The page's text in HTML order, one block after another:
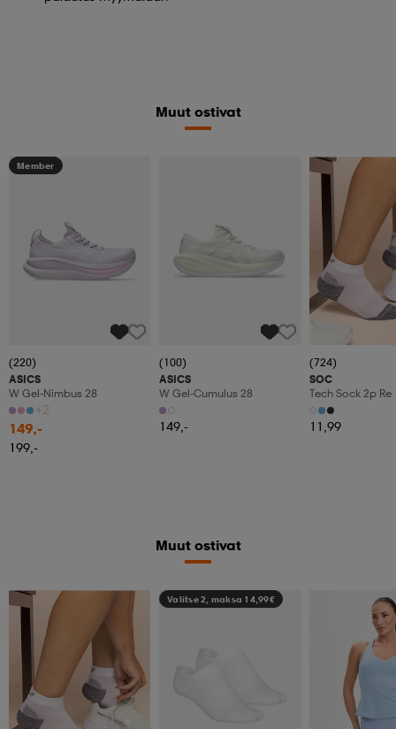
Muut ostivat
Member
(220)
ASICS
W Gel-Nimbus 28
+2
149,-
199,-
(100)
ASICS
W Gel-Cumulus 28
149,-
(724)
SOC
Tech Sock 2p Re
11,99
Muut ostivat
Valitse 2, maksa 14,99€